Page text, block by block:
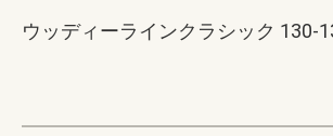
ウッディーラインクラシック 130-